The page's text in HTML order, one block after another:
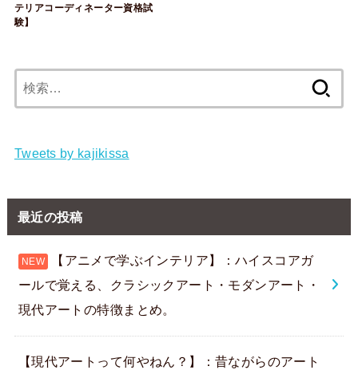
テリアコーディネーター資格試
験】
索:
Tweets by kajikissa
最近の投稿
【アニメで学ぶインテリア】：ハイスコアガ
ールで覚える、クラシックアート・モダンアート・
現代アートの特徴まとめ。
【現代アートって何やねん？】：昔ながらのアート